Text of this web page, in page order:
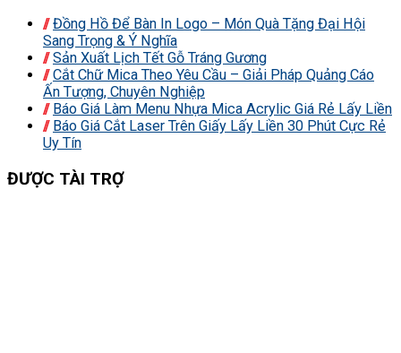
Đồng Hồ Để Bàn In Logo – Món Quà Tặng Đại Hội
Sang Trọng & Ý Nghĩa
Sản Xuất Lịch Tết Gỗ Tráng Gương
Cắt Chữ Mica Theo Yêu Cầu – Giải Pháp Quảng Cáo
Ấn Tượng, Chuyên Nghiệp
Báo Giá Làm Menu Nhựa Mica Acrylic Giá Rẻ Lấy Liền
Báo Giá Cắt Laser Trên Giấy Lấy Liền 30 Phút Cực Rẻ
Uy Tín
ĐƯỢC TÀI TRỢ